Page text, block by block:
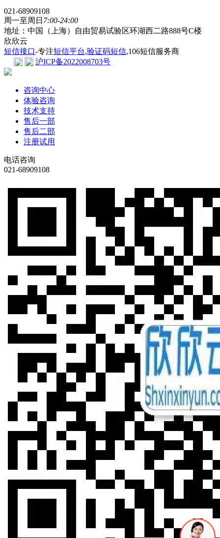
021-68909108
周一至周日 7:00-24:00
地址：中国（上海）自由贸易试验区环湖西二路888号C楼
欣欣云
短信接口-专注短信平台,验证码短信,106短信服务商
沪ICP备2022008703号
咨询中心
体验咨询
技术支持
售后一部
售后二部
注册试用
电话咨询
021-68909108